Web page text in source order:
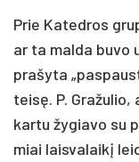
Prie Ka­ted­ros
ar ta mal­da bu­vo
pra­šy­ta
teisę. P.
kar­tu žy­gia­vo su
miai lais­va­laikį